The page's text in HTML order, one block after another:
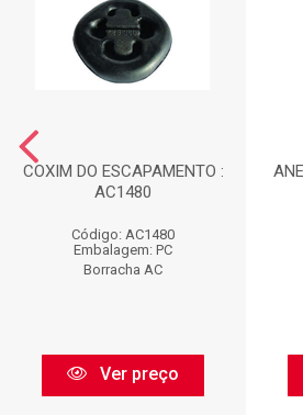
COXIM DO ESCAPAMENTO :
AC1480
Código: AC1480
Embalagem: PC
Borracha AC
Ver preço